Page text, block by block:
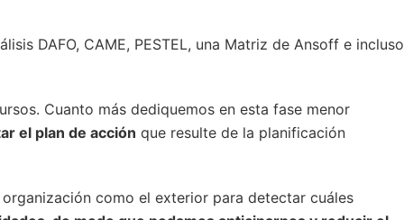
DAFO, CAME, PESTEL, una Matriz de Ansoff e incluso
Cuanto más dediquemos en esta fase menor
el plan de acción que resulte de la planificación
como el exterior para detectar cuáles